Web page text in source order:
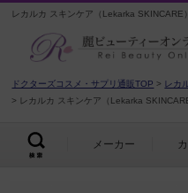
レカルカ スキンケア（Lekarka SKINCARE
ドクターズコスメ・サプリ通販TOP
レカ
レカルカ スキンケア（Lekarka
メーカー